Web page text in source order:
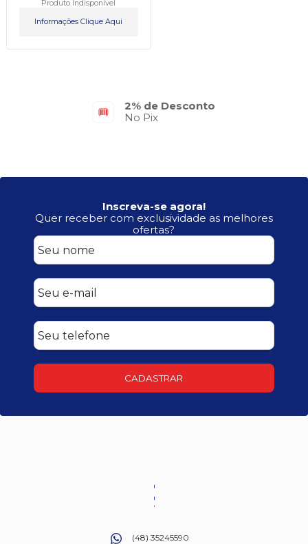
Produto Indisponível
Informações Clique Aqui
Parcelamento em até 6x
No Cartão de Crédito
Inscreva-se agora!
Quer receber com exclusividade as melhores
ofertas?
CADASTRAR
(48) 35245590